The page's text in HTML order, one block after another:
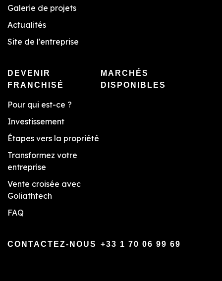
Galerie de projets
Actualités
Site de l'entreprise
DEVENIR
FRANCHISÉ
Pour qui est-ce ?
Investissement
Étapes vers la propriété
Transformez votre
entreprise
Vente croisée avec
Goliathtech
FAQ
MARCHÉS
DISPONIBLES
CONTACTEZ-NOUS +33 1 70 06 99 69